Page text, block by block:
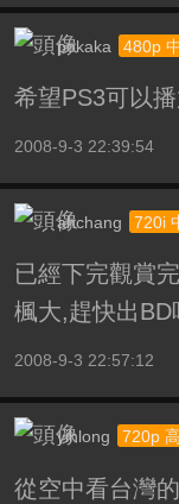
pokaka 480p
希望PS3可以
2008-9-3 22:39:54
ahchang 720i
已經下完觀賞
楓大,趕快出BD
2008-9-3 22:57:12
yihlong 720p
從空中看台灣